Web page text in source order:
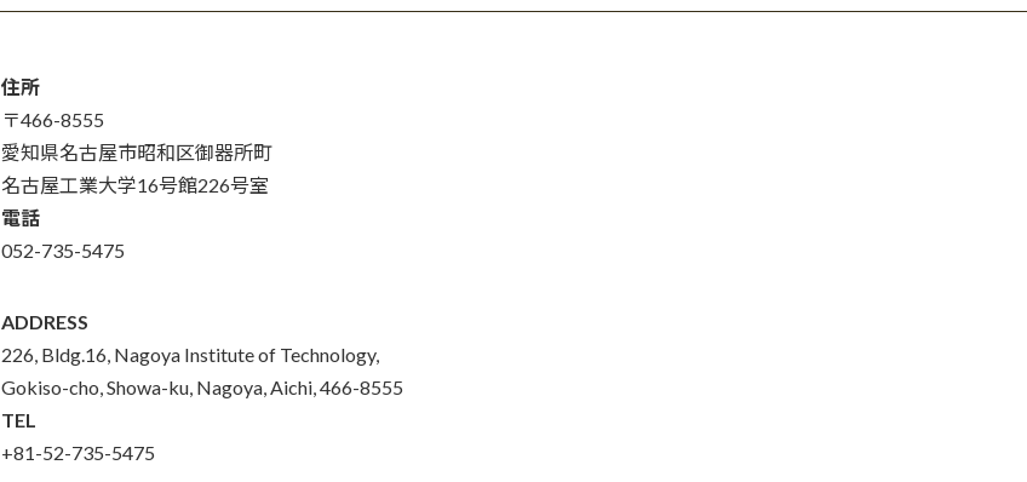
住所
〒466-8555
愛知県名古屋市昭和区御器所町
名古屋工業大学16号館226号室
電話
052-735-5475
ADDRESS
226, Bldg.16, Nagoya Institute of Technology,
Gokiso-cho, Showa-ku, Nagoya, Aichi, 466-8555
TEL
+81-52-735-5475